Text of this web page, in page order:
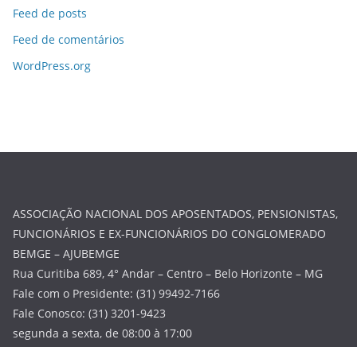
Feed de posts
Feed de comentários
WordPress.org
ASSOCIAÇÃO NACIONAL DOS APOSENTADOS, PENSIONISTAS,
FUNCIONÁRIOS E EX-FUNCIONÁRIOS DO CONGLOMERADO
BEMGE – AJUBEMGE
Rua Curitiba 689, 4° Andar – Centro – Belo Horizonte – MG
Fale com o Presidente: (31) 99492-7166
Fale Conosco: (31) 3201-9423
segunda a sexta, de 08:00 à 17:00